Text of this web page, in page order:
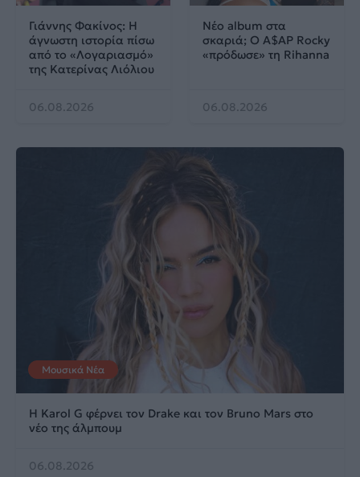
Γιάννης Φακίνος: Η
άγνωστη ιστορία πίσω
από το «Λογαριασμό»
της Κατερίνας Λιόλιου
06.08.2026
Νέο album στα
σκαριά; Ο A$AP Rocky
«πρόδωσε» τη Rihanna
06.08.2026
Μουσικά Νέα
Η Karol G φέρνει τον Drake και τον Bruno Mars στο
νέο της άλμπουμ
06.08.2026